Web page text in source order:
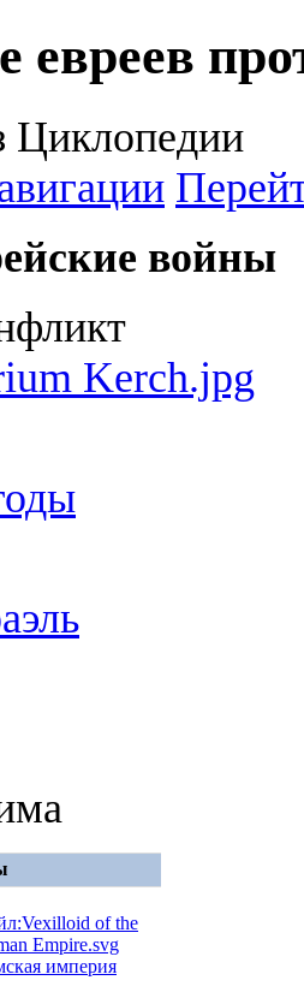
евреев
Циклопедии
войны
Kerch.jpg
of the
Empire.svg
империя